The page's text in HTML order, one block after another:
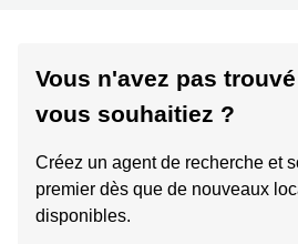
Vous n'avez pas
vous souhaitiez ?
Créez un agent de recherche et
premier dès que de nouveaux
disponibles.